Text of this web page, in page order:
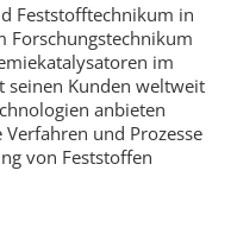
Feststofftechnikum in
Forschungstechnikum
im
seinen Kunden weltweit
anbieten
und Prozesse
von Feststoffen